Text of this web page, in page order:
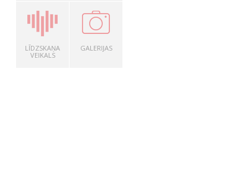
LĪDZSKAŅA
VEIKALS
GALERIJAS